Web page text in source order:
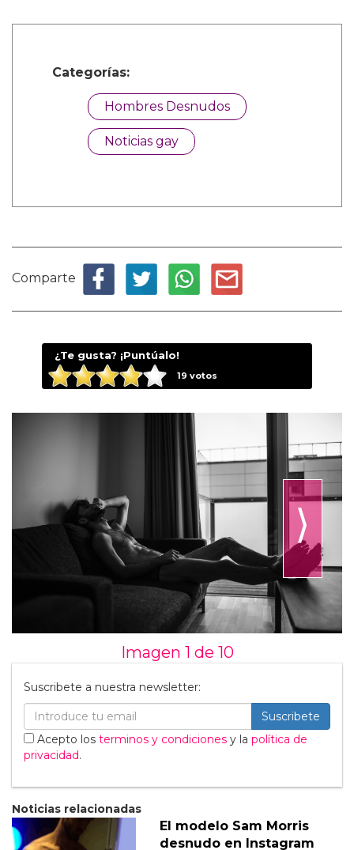
Categorías:
Hombres Desnudos
Noticias gay
Comparte
¿Te gusta? ¡Puntúalo!
19 votos
⟩
Imagen 1 de 10
Suscribete a nuestra newsletter:
Suscribete
Acepto los terminos y condiciones y la política de
privacidad.
Noticias relacionadas
El modelo Sam Morris
desnudo en Instagram